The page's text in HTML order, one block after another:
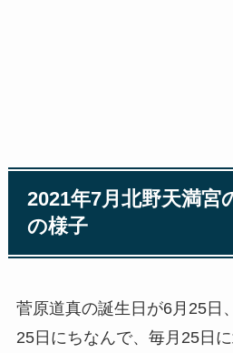
2021年7月北野天満宮
の様子
菅原道真の誕生日が6月25日
25日にちなんで、毎月25日